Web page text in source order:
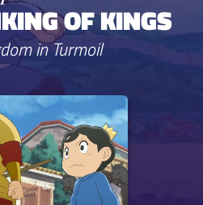
OF KINGS
in Turmoil